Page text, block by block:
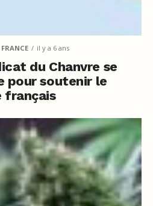
il y a 6 ans
du Chanvre se
pour soutenir le
français